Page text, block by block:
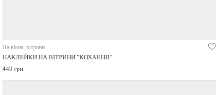
На вікна, вітрини
НАКЛЕЙКИ НА ВІТРИНИ "КОХАННЯ"
449 грн